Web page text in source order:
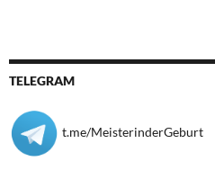
TELEGRAM
t.me/MeisterinderGeburt